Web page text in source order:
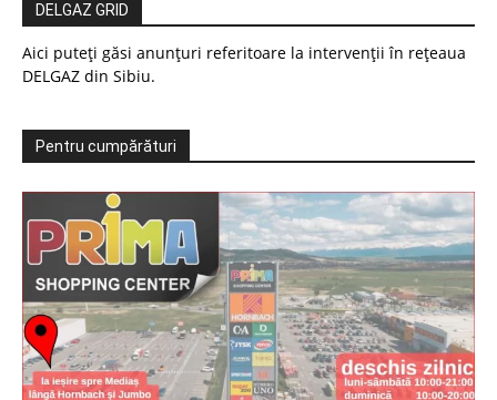
DELGAZ GRID
Aici puteți găsi anunțuri referitoare la intervenții în rețeaua
DELGAZ din Sibiu.
Pentru cumpărături